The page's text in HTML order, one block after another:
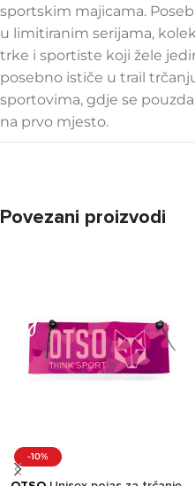
sportskim majicama.
u limitiranim serijama,
trke i sportiste koji žele
posebno ističe u trail
sportovima, gdje se
na prvo mjesto.
Povezani proizvodi
-10%